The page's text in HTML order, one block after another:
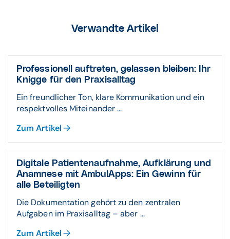
Verwandte Artikel
Professionell auftreten, gelassen bleiben: Ihr
Knigge für den Praxisalltag
Ein freundlicher Ton, klare Kommunikation und ein
respektvolles Miteinander ...
Zum Artikel
Digitale Patientenaufnahme, Aufklärung und
Anamnese mit AmbulApps: Ein Gewinn für
alle Beteiligten
Die Dokumentation gehört zu den zentralen
Aufgaben im Praxisalltag – aber ...
Zum Artikel